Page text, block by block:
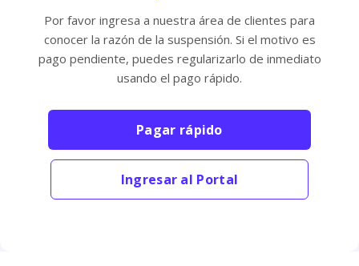
Por favor ingresa a nuestra área de clientes para
conocer la razón de la suspensión. Si el motivo es
pago pendiente, puedes regularizarlo de inmediato
usando el pago rápido.
Pagar rápido
Ingresar al Portal